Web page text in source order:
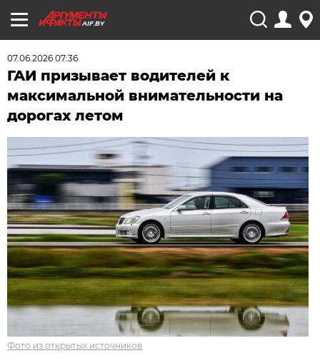
AIF.BY
07.06.2026 07:36
ГАИ призывает водителей к
максимальной внимательности на
дорогах летом
Фото из открытых источников